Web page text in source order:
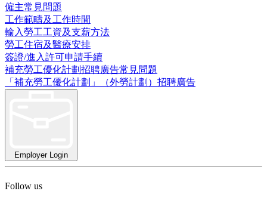
僱主常見問題
工作範疇及工作時間
輸入勞工工資及支薪方法
勞工住宿及醫療安排
簽證/進入許可申請手續
補充勞工優化計劃招聘廣告常見問題
「補充勞工優化計劃」（外勞計劃）招聘廣告
Employer Login
Follow us